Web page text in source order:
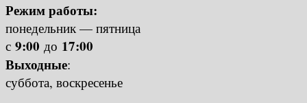
Режим работы:
понедельник — пятница
с 9:00 до 17:00
Выходные:
суббота, воскресенье